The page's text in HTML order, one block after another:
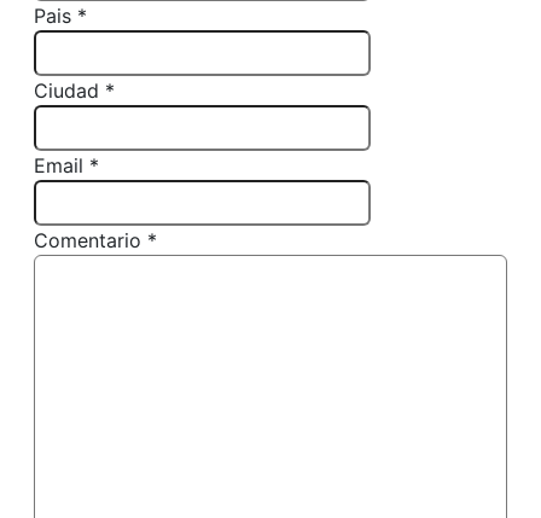
Pais *
Ciudad *
Email *
Comentario *